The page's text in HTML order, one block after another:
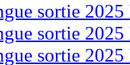
sortie 2025
sortie 2025
sortie 2025